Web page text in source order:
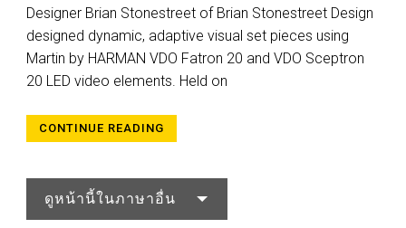
Designer Brian Stonestreet of Brian Stonestreet Design
designed dynamic, adaptive visual set pieces using
Martin by HARMAN VDO Fatron 20 and VDO Sceptron
20 LED video elements. Held on
CONTINUE READING
ดูหน้านี้ในภาษาอื่น